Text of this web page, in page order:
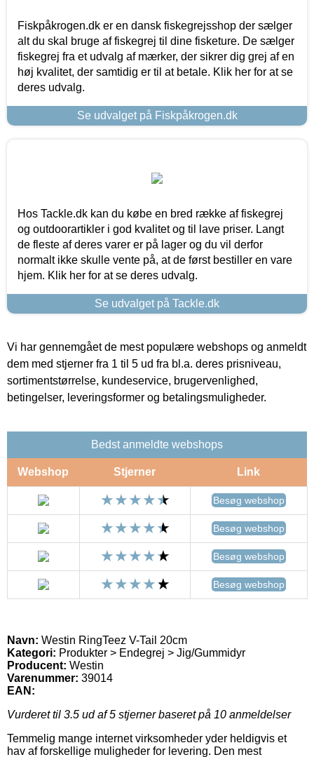
Fiskpåkrogen.dk er en dansk fiskegrejsshop der sælger
alt du skal bruge af fiskegrej til dine fisketure. De sælger
fiskegrej fra et udvalg af mærker, der sikrer dig grej af en
høj kvalitet, der samtidig er til at betale. Klik her for at se
deres udvalg.
Se udvalget på Fiskpåkrogen.dk
Hos Tackle.dk kan du købe en bred række af fiskegrej
og outdoorartikler i god kvalitet og til lave priser. Langt
de fleste af deres varer er på lager og du vil derfor
normalt ikke skulle vente på, at de først bestiller en vare
hjem. Klik her for at se deres udvalg.
Se udvalget på Tackle.dk
Vi har gennemgået de mest populære webshops og anmeldt
dem med stjerner fra 1 til 5 ud fra bl.a. deres prisniveau,
sortimentstørrelse, kundeservice, brugervenlighed,
betingelser, leveringsformer og betalingsmuligheder.
Bedst anmeldte webshops
Webshop Stjerner Link
Besøg webshop
Besøg webshop
Besøg webshop
Besøg webshop
Navn: Westin RingTeez V-Tail 20cm
Kategori: Produkter > Endegrej > Jig/Gummidyr
Producent: Westin
Varenummer: 39014
EAN:
Vurderet til 3.5 ud af 5 stjerner baseret på 10 anmeldelser
Temmelig mange internet virksomheder yder heldigvis et
hav af forskellige muligheder for levering. Den mest